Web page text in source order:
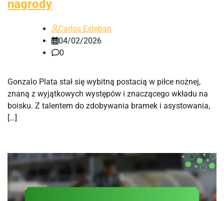
nagrody
Carlos Esteban
04/02/2026
0
Gonzalo Plata stał się wybitną postacią w piłce nożnej,
znaną z wyjątkowych występów i znaczącego wkładu na
boisku. Z talentem do zdobywania bramek i asystowania,
[…]